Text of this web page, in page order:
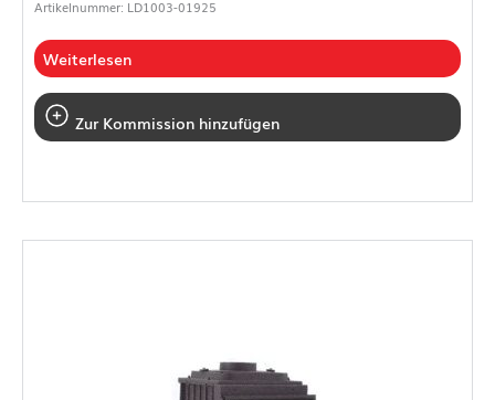
Artikelnummer: LD1003-01925
Weiterlesen
Zur Kommission hinzufügen